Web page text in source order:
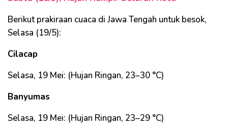
Berikut prakiraan cuaca di Jawa Tengah untuk besok,
Selasa (19/5):
Cilacap
Selasa, 19 Mei: (Hujan Ringan, 23–30 °C)
Banyumas
Selasa, 19 Mei: (Hujan Ringan, 23–29 °C)